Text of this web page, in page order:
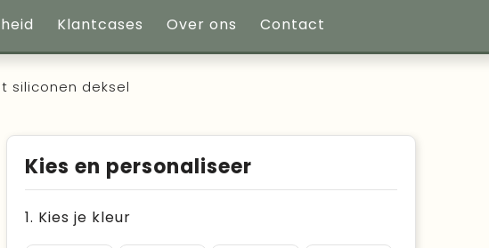
Klantcases Over ons Contact
siliconen deksel
Kies en personaliseer
1. Kies je kleur